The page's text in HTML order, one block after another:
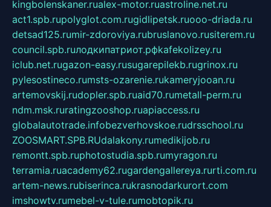
kingbolenskaner.rualex-motor.ruastroline.net.ru
act1.spb.rupolyglot.com.rugidlipetsk.ruooo-driada.ru
detsad125.rumir-zdoroviya.rubruslanovo.rusiterem.ru
council.spb.ruлодкипатриот.рфkafekolizey.ru
iclub.net.rugazon-easy.rusugarepilekb.rugrinox.ru
pylesostineco.rumsts-ozarenie.rukameryjooan.ru
artemovskij.rudopler.spb.ruaid70.rumetall-perm.ru
ndm.msk.ruratingzooshop.ruapiaccess.ru
globalautotrade.infobezverhovskoe.rudrsschool.ru
ZOOSMART.SPB.RUdalakony.rumedikijob.ru
remontt.spb.ruphotostudia.spb.rumyragon.ru
terramia.ruacademy62.rugardengallereya.rurti.com.ru
artem-news.rubiserinca.rukrasnodarkurort.com
imshowtv.rumebel-v-tule.rumobtopik.ru